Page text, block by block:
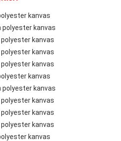
kanvas
polyester kanvas
kanvas
kanvas
kanvas
kanvas
polyester kanvas
kanvas
kanvas
kanvas
kanvas